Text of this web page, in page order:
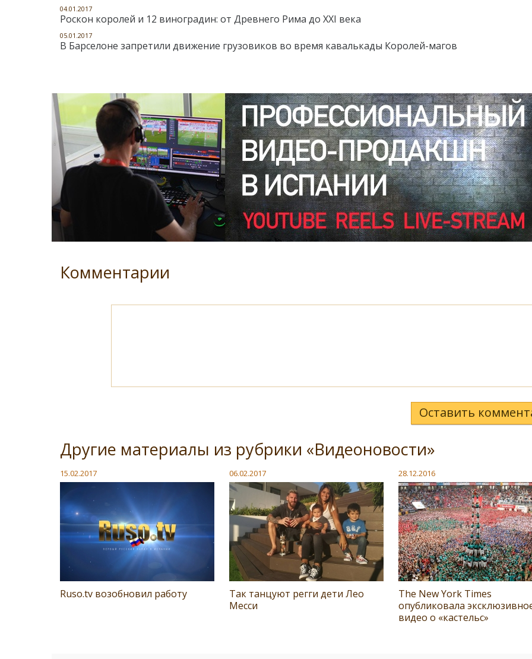
04.01.2017
Роскон королей и 12 виноградин: от Древнего Рима до XXI века
05.01.2017
В Барселоне запретили движение грузовиков во время кавалькады Королей-магов
Комментарии
Оставить
Другие материалы из рубрики «Видеоновости»
15.02.2017
Ruso.tv возобновил работу
06.02.2017
Так танцуют регги дети Лео
Месси
28.12.2016
The New York Times
опубликовала
видео о «кастельс»